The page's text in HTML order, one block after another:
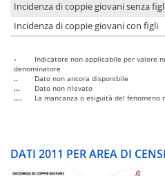
Incidenza di coppie giovani senza
Incidenza di coppie giovani con figli
-
Indicatore non applicabile per valore
denominatore
..
Dato non ancora disponibile
...
Dato non rilevato
....
La mancanza o esiguità del
DATI 2011 PER AREA DI